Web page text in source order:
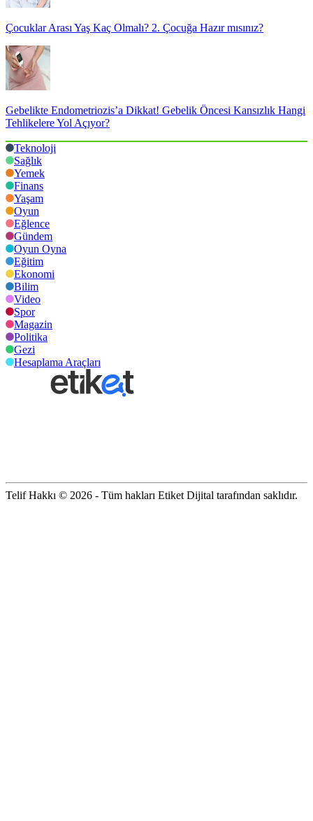
Çocuklar Arası Yaş Kaç Olmalı? 2. Çocuğa Hazır mısınız?
Gebelikte Endometriozis’a Dikkat! Gebelik Öncesi Kansızlık Hangi
Tehlikelere Yol Açıyor?
Teknoloji
Sağlık
Yemek
Finans
Yaşam
Oyun
Eğlence
Gündem
Oyun Oyna
Eğitim
Ekonomi
Bilim
Video
Spor
Magazin
Politika
Gezi
Hesaplama Araçları
Telif Hakkı © 2026 - Tüm hakları Etiket Dijital tarafından saklıdır.